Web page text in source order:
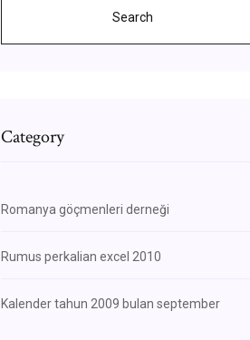
Search
Category
Romanya göçmenleri derneği
Rumus perkalian excel 2010
Kalender tahun 2009 bulan september